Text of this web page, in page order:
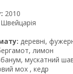
2010
Швейцарія
деревні,
лимон
мускатний
мох , кедр